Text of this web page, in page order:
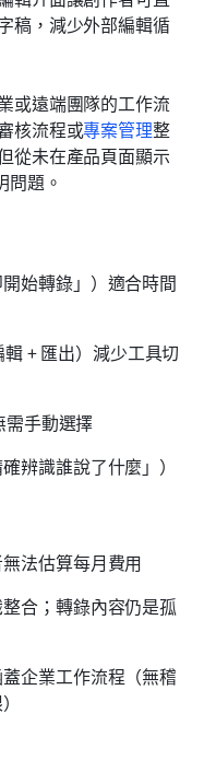
稿，減少外部編輯循
或遠端團隊的工作流
核流程或專案管理整
從未在產品頁面顯示
題。
始轉錄」）適合時間
+ 匯出）減少工具切
需手動選擇
辨識誰說了什麼」）
法估算每月費用
合；轉錄內容仍是孤
企業工作流程（無稽